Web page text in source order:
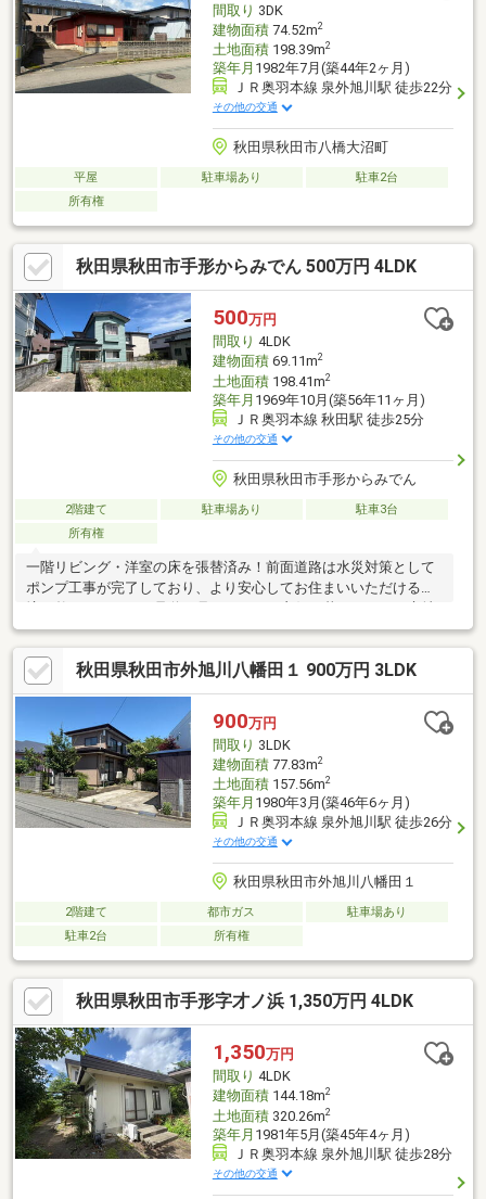
間取り 3DK
建物面積74.52m2
土地面積198.39m2
築年月 1982年7月(築44年2ヶ月)
ＪＲ奥羽本線 泉外旭川駅 徒歩22分
その他の交通
秋田県秋田市八橋大沼町
平屋 駐車場あり
駐車2台
所有権
秋田県秋田市手形からみでん 500万円 4LDK
500万円
間取り 4LDK
建物面積69.11m2
土地面積198.41m2
築年月 1969年10月(築56年11ヶ月)
ＪＲ奥羽本線 秋田駅 徒歩25分
その他の交通
秋田県秋田市手形からみでん
2階建て 駐車場あり
駐車3台
所有権
一階リビング・洋室の床を張替済み！前面道路は水災対策として
ポンプ工事が完了しており、より安心してお住まいいただける環
の4LDK通学やお買い物もスムーズで、ファミリー層にもおすすめ
の住環境です。お気軽にお問い合わせください。秋田市・能代市
の物件情報(売りタイ・買いタイ)はイエステーションノーベル不
動産へお任せ下さい!
秋田県秋田市外旭川八幡田１ 900万円 3LDK
900万円
間取り 3LDK
建物面積77.83m2
土地面積157.56m2
築年月 1980年3月(築46年6ヶ月)
ＪＲ奥羽本線 泉外旭川駅 徒歩26分
その他の交通
秋田県秋田市外旭川八幡田１
2階建て 都市ガス
駐車場あり
駐車2台
所有権
秋田県秋田市手形字才ノ浜 1,350万円 4LDK
1,350万円
間取り 4LDK
建物面積144.18m2
土地面積320.26m2
築年月 1981年5月(築45年4ヶ月)
ＪＲ奥羽本線 泉外旭川駅 徒歩28分
その他の交通